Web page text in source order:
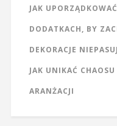
JAK
DODATKACH, BY
DEKORACJE
JAK UNIKAĆ
ARANŻACJI